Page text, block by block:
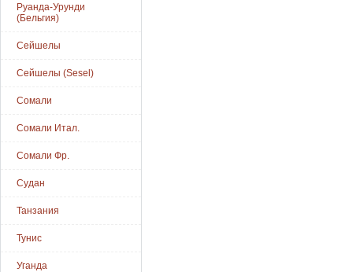
Руанда-Урунди
(Бельгия)
Сейшелы
Сейшелы (Sesel)
Сомали
Сомали Итал.
Сомали Фр.
Судан
Танзания
Тунис
Уганда